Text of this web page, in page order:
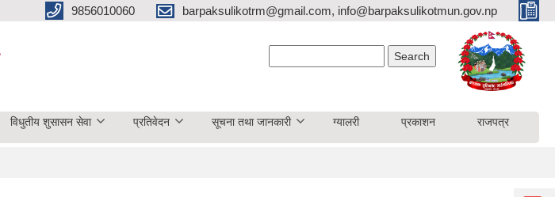
9856010060 barpaksulikotrm@gmail.com, info@barpaksulikotmun.gov.np
विधुतीय शुसासन सेवा प्रतिवेदन सूचना तथा जानकारी ग्यालरी प्रकाशन राजपत्र